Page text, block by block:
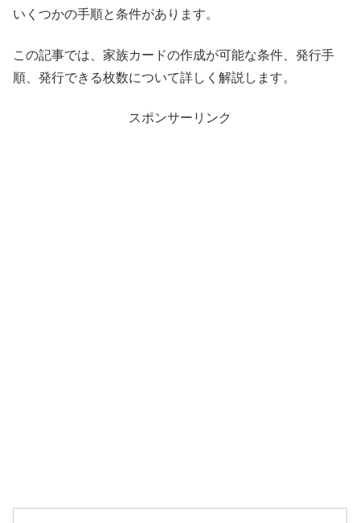
いくつかの手順と条件があります。
この記事では、家族カードの作成が可能な条件、発行手
順、発行できる枚数について詳しく解説します。
スポンサーリンク